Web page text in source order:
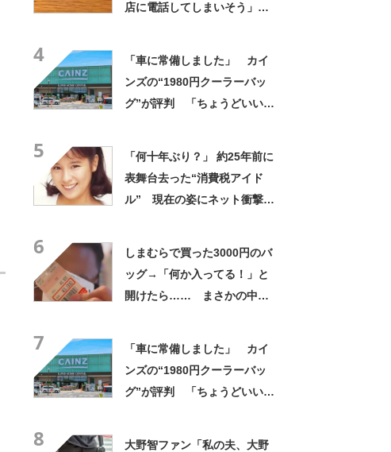
店に電話してしまいそう」
4
「車に常備しました」 カイ
ンズの“1980円クーラーバッ
グ”が評判 「ちょうどいい大
5
「何十年ぶり？」 約25年前に
表舞台去った“消費税アイド
ル” 現在の姿にネット衝撃
6
しまむらで買った3000円のバ
ッグ→「何か入ってる！」と
開けたら…… まさかの中身
7
「車に常備しました」 カイ
ンズの“1980円クーラーバッ
グ”が評判 「ちょうどいい大
8
大野智ファン「私の夫、大野